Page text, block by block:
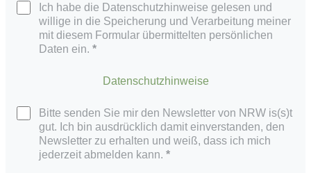
Ich habe die Datenschutzhinweise gelesen und
willige in die Speicherung und Verarbeitung meiner
mit diesem Formular übermittelten persönlichen
Daten ein.
Datenschutzhinweise
Bitte senden Sie mir den Newsletter von NRW is(s)t
gut. Ich bin ausdrücklich damit einverstanden, den
Newsletter zu erhalten und weiß, dass ich mich
jederzeit abmelden kann.